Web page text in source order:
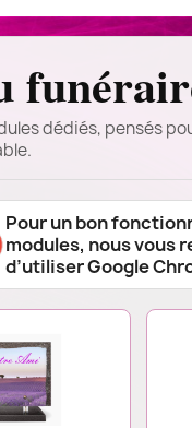
dédiés, pensés
Pour un bon
modules, nous vous
d’utiliser Google